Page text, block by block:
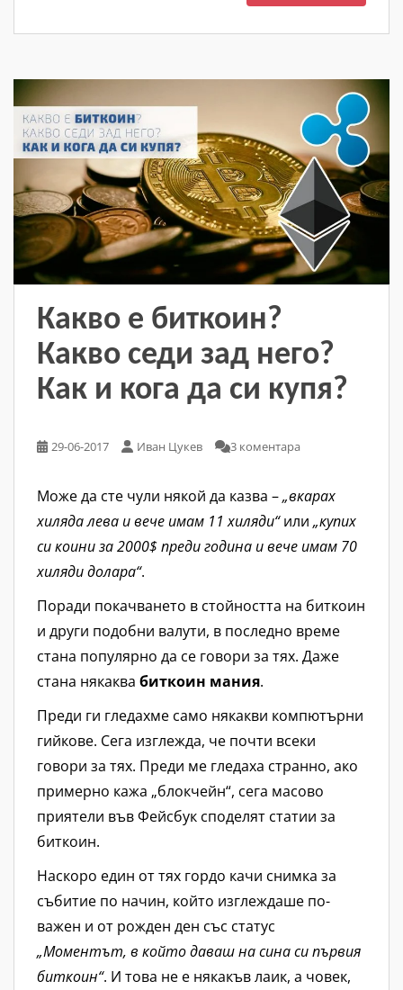
Какво е биткоин?
Какво седи зад него?
Как и кога да си купя?
29-06-2017 Иван Цукев 3 коментара
Може да сте чули някой да казва –„вкарах
хиляда лева и вече имам 11 хиляди“или „купих
си коини за 2000$ преди година и вече имам 70
хиляди долара“.
Поради покачването в стойността на биткоин
и други подобни валути, в последно време
стана популярно да се говори за тях. Даже
стана някаква биткоин мания.
Преди ги гледахме само някакви компютърни
гийкове. Сега изглежда, че почти всеки
говори за тях. Преди ме гледаха странно, ако
примерно кажа „блокчейн“, сега масово
приятели във Фейсбук споделят статии за
биткоин.
Наскоро един от тях гордо качи снимка за
събитие по начин, който изглеждаше по-
важен и от рожден ден със статус
„Моментът, в който даваш на сина си първия
биткоин“. И това не е някакъв лаик, а човек,